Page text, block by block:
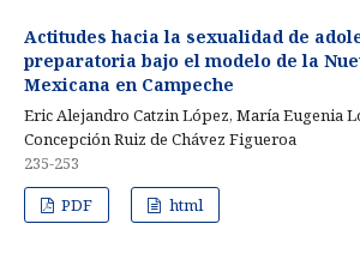
Actitudes hacia la sexualidad de
preparatoria bajo el modelo de la
Mexicana en Campeche
Eric Alejandro Catzin López, María Eugenia
Concepción Ruiz de Chávez Figueroa
235-253
PDF
html